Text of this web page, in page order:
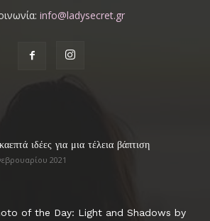
info@ladysecret.gr
ιδέες για μια τέλεια βάπτιση
2021
of the Day: Light and Shadows by